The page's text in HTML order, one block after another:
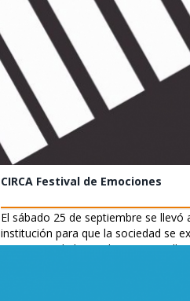
CIRCA Festival de Emociones
El sábado 25 de septiembre se
institución para que la sociedad se
transcurso de la pandemia y